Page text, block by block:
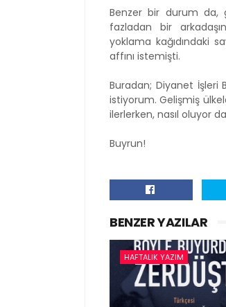
Benzer bir durum da,
fazladan bir
yoklama kağıdındaki
affını istemişti.
Buradan; Diyanet İşleri
istiyorum. Gelişmiş
ilerlerken, nasıl oluyor
Buyrun!
BENZER YAZILAR
HAFTALIK YAZIM